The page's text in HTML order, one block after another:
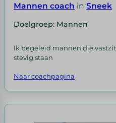
Mannen coach inSneek
Doelgroep: Mannen
Ik begeleid mannen die
stevig staan
Naar coachpagina